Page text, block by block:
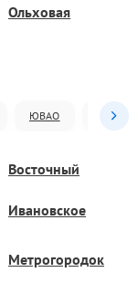
Ольховая
ЮВАО ЮАО
Восточный
Ивановское
Метрогородок